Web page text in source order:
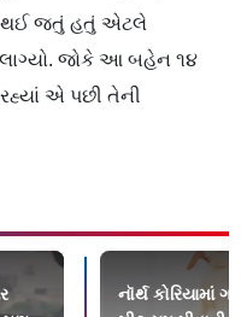
થઈ જતું હતું એટલે
જોકે આ બહેન ૧૪
એ પછી તેની
નૉર્થ કોરિયામાં